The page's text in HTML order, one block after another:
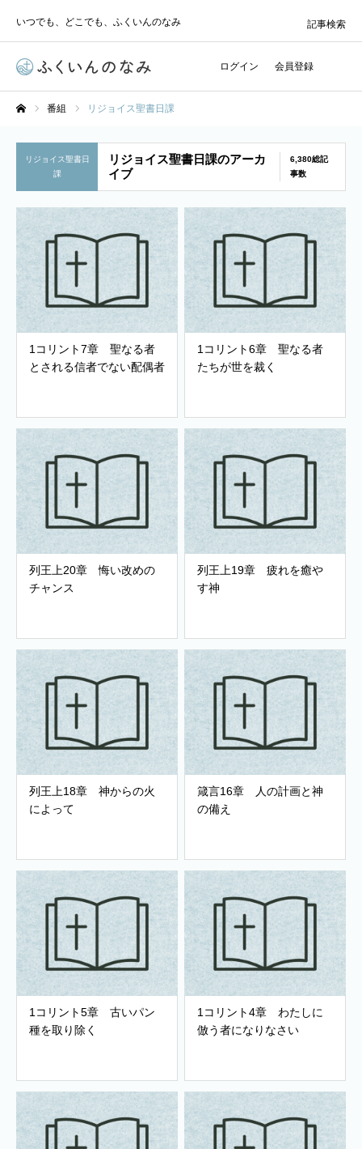
いつでも、どこでも、ふくいんのなみ
ログイン 会員登録
記事検索
番組 リジョイス聖書日課
リジョイス聖書日
課
リジョイス聖書日課のアーカ
イブ
6,380総記
事数
1コリント7章 聖なる者
とされる信者でない配偶者
1コリント6章 聖なる者
たちが世を裁く
列王上20章 悔い改めの
チャンス
列王上19章 疲れを癒や
す神
列王上18章 神からの火
によって
箴言16章 人の計画と神
の備え
1コリント5章 古いパン
種を取り除く
1コリント4章 わたしに
倣う者になりなさい